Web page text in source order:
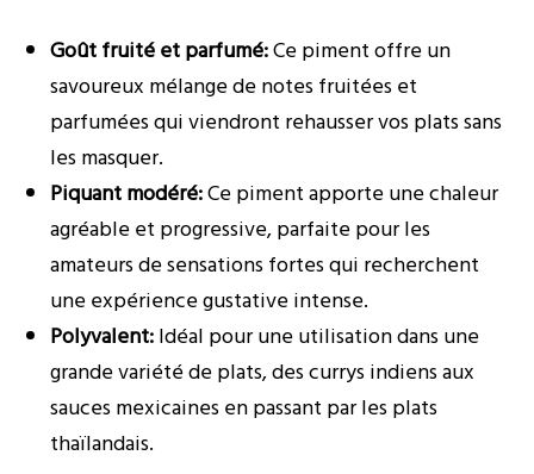
Goût fruité et parfumé:Ce piment offre un
savoureux mélange de notes fruitées et
parfumées qui viendront rehausser vos plats sans
les masquer.
Piquant modéré:Ce piment apporte une chaleur
agréable et progressive, parfaite pour les
amateurs de sensations fortes qui recherchent
une expérience gustative intense.
Polyvalent:Idéal pour une utilisation dans une
grande variété de plats, des currys indiens aux
sauces mexicaines en passant par les plats
thaïlandais.